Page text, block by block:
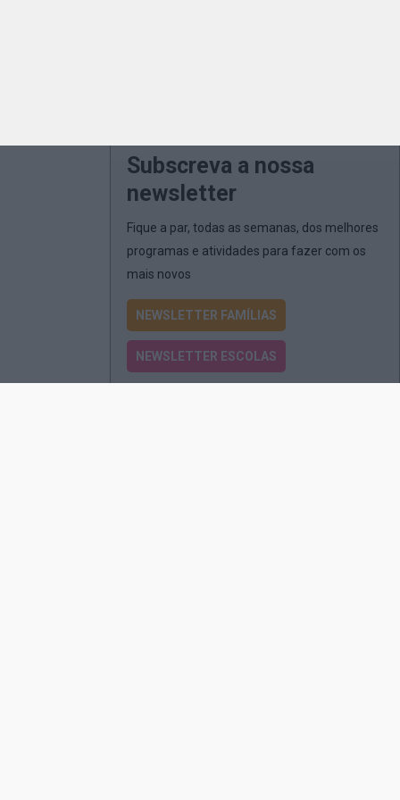
Subscreva a nossa
newsletter
Fique a par, todas as semanas, dos melhores
programas e atividades para fazer com os
mais novos
NEWSLETTER FAMÍLIAS
NEWSLETTER ESCOLAS